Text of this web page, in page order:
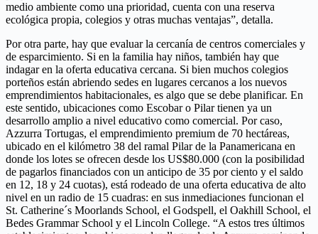
medio ambiente como una prioridad, cuenta con una reserva
ecológica propia, colegios y otras muchas ventajas”, detalla.
Por otra parte, hay que evaluar la cercanía de centros comerciales y
de esparcimiento. Si en la familia hay niños, también hay que
indagar en la oferta educativa cercana. Si bien muchos colegios
porteños están abriendo sedes en lugares cercanos a los nuevos
emprendimientos habitacionales, es algo que se debe planificar. En
este sentido, ubicaciones como Escobar o Pilar tienen ya un
desarrollo amplio a nivel educativo como comercial. Por caso,
Azzurra Tortugas, el emprendimiento premium de 70 hectáreas,
ubicado en el kilómetro 38 del ramal Pilar de la Panamericana en
donde los lotes se ofrecen desde los US$80.000 (con la posibilidad
de pagarlos financiados con un anticipo de 35 por ciento y el saldo
en 12, 18 y 24 cuotas), está rodeado de una oferta educativa de alto
nivel en un radio de 15 cuadras: en sus inmediaciones funcionan el
St. Catherine´s Moorlands School, el Godspell, el Oakhill School, el
Bedes Grammar School y el Lincoln College. “A estos tres últimos